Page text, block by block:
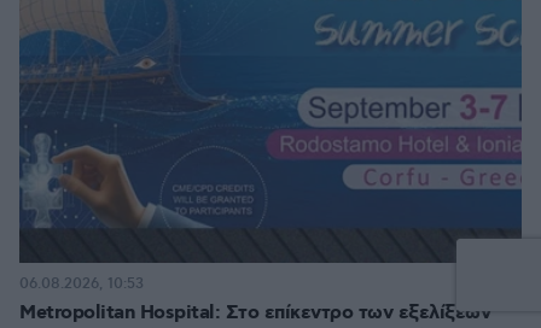
Metropolitan Hospital: Στο επίκεντρο των εξελίξεων
06.08.2026, 10:53